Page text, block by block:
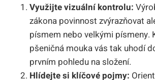
Využijte vizuální kontrolu:
zákona povinnost zvýrazňovat
písmem nebo velkými písmeny.
pšeničná mouka vás tak uhodí
prvním pohledu na složení.
Hlídejte si klíčové pojmy: